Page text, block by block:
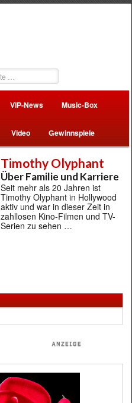
VIP-News Music-Box
Video Gewinnspiele
Timothy Olyphant
Über Familie und Karriere
Seit mehr als 20 Jahren ist
Timothy Olyphant in Hollywood
aktiv und war in dieser Zeit in
zahllosen Kino-Filmen und TV-
Serien zu sehen …